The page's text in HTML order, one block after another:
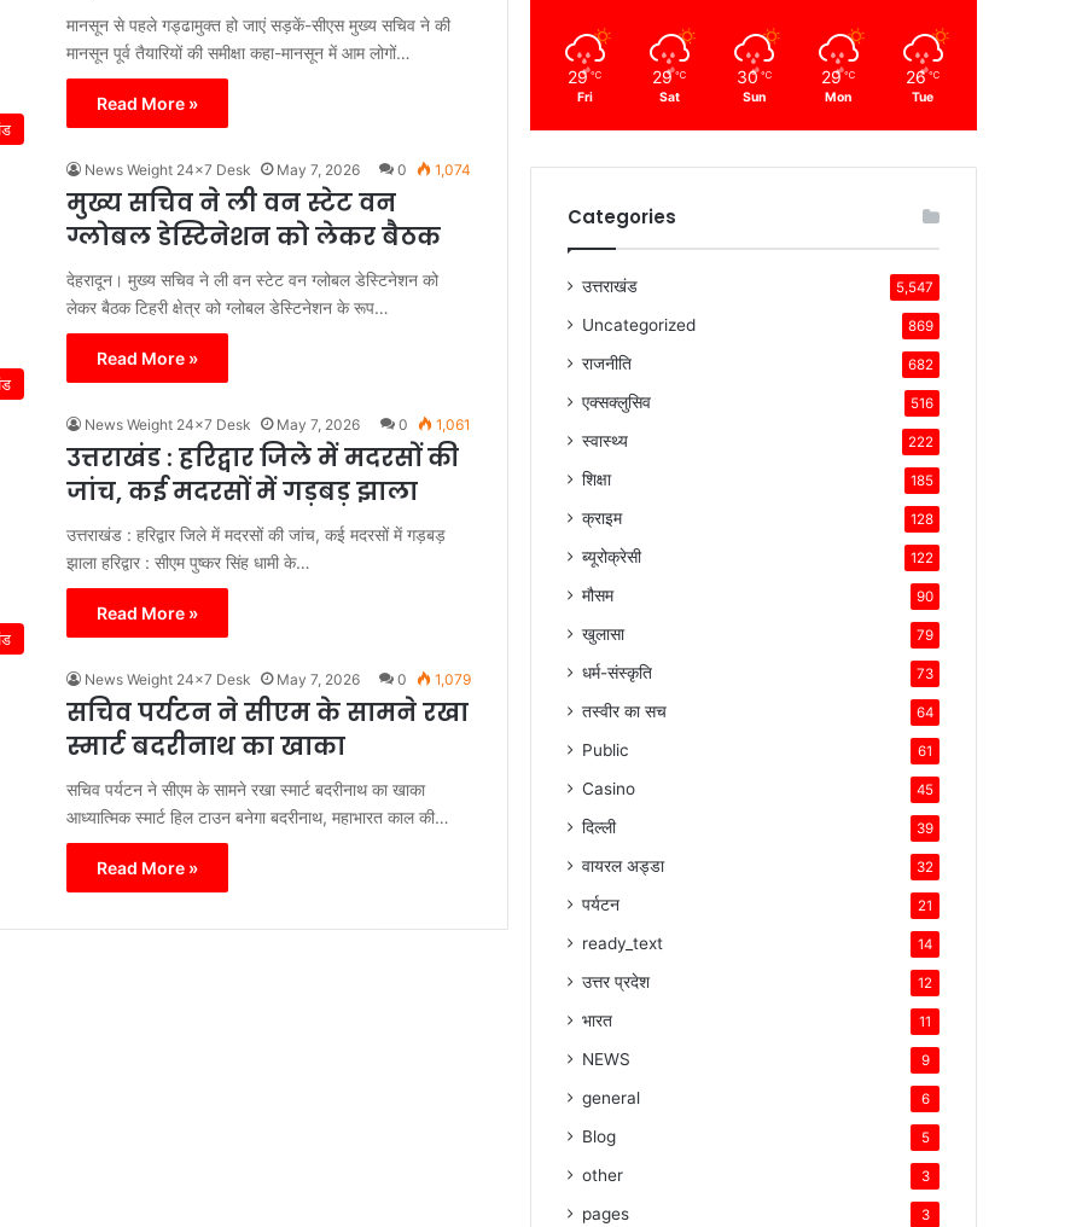
मानसून से पहले गड्ढामुक्त हो जाएं सड़कें-सीएस मुख्य सचिव ने की
मानसून पूर्व तैयारियों की समीक्षा कहा-मानसून में आम लोगों…
Read More »
News Weight 24x7 Desk May 7, 2026 0 1,074
मुख्य सचिव ने ली वन स्टेट वन
ग्लोबल डेस्टिनेशन को लेकर बैठक
देहरादून। मुख्य सचिव ने ली वन स्टेट वन ग्लोबल डेस्टिनेशन को
लेकर बैठक टिहरी क्षेत्र को ग्लोबल डेस्टिनेशन के रूप…
Read More »
News Weight 24x7 Desk May 7, 2026 0 1,061
उत्तराखंड : हरिद्वार जिले में मदरसों की
जांच, कई मदरसों में गड़बड़ झाला
उत्तराखंड : हरिद्वार जिले में मदरसों की जांच, कई मदरसों में गड़बड़
झाला हरिद्वार : सीएम पुष्कर सिंह धामी के…
Read More »
News Weight 24x7 Desk May 7, 2026 0 1,079
सचिव पर्यटन ने सीएम के सामने रखा
स्मार्ट बदरीनाथ का खाका
सचिव पर्यटन ने सीएम के सामने रखा स्मार्ट बदरीनाथ का खाका
आध्यात्मिक स्मार्ट हिल टाउन बनेगा बदरीनाथ, महाभारत काल की…
Read More »
29 ℃
Fri
29 ℃
Sat
30 ℃
Sun
29 ℃
Mon
26 ℃
Tue
Categories
उत्तराखंड 5,547
Uncategorized 869
राजनीति 682
एक्सक्लुसिव 516
स्वास्थ्य 222
शिक्षा 185
क्राइम 128
ब्यूरोक्रेसी 122
मौसम 90
खुलासा 79
धर्म-संस्कृति 73
तस्वीर का सच 64
Public 61
Casino 45
दिल्ली 39
वायरल अड्डा 32
पर्यटन 21
ready_text 14
उत्तर प्रदेश 12
भारत 11
NEWS 9
general 6
Blog 5
other 3
pages 3